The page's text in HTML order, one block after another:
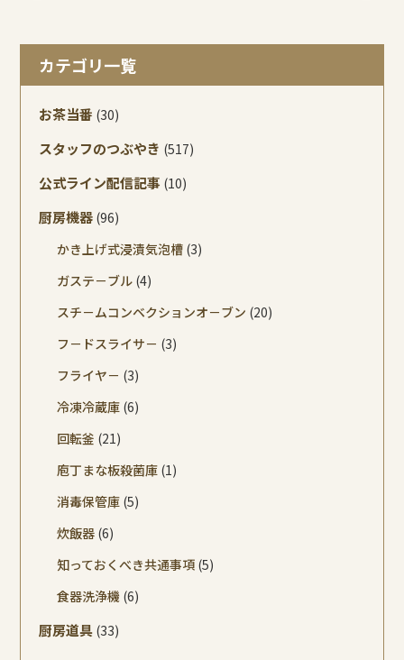
カテゴリ一覧
お茶当番 (30)
スタッフのつぶやき (517)
公式ライン配信記事 (10)
厨房機器 (96)
かき上げ式浸漬気泡槽 (3)
ガステ－ブル (4)
スチ－ムコンベクションオ－ブン (20)
フ－ドスライサ－ (3)
フライヤ－ (3)
冷凍冷蔵庫 (6)
回転釜 (21)
庖丁まな板殺菌庫 (1)
消毒保管庫 (5)
炊飯器 (6)
知っておくべき共通事項 (5)
食器洗浄機 (6)
厨房道具 (33)